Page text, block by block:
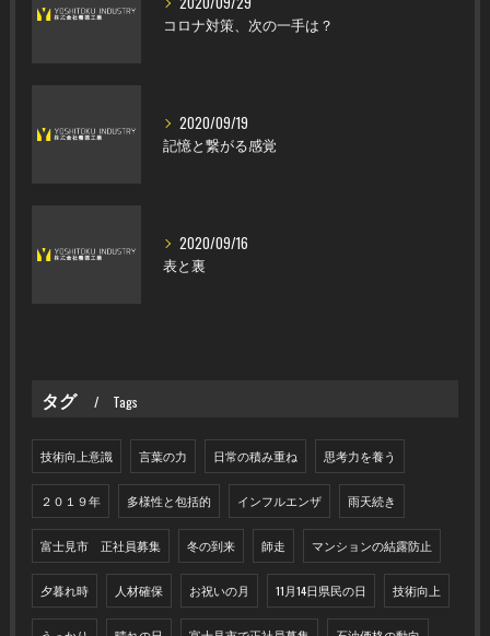
コロナ対策、次の一手は？
2020/09/19
記憶と繋がる感覚
2020/09/16
表と裏
タグ Tags
技術向上意識 言葉の力 日常の積み重ね 思考力を養う
２０１９年 多様性と包括的 インフルエンザ 雨天続き
富士見市 正社員募集 冬の到来 師走 マンションの結露防止
夕暮れ時 人材確保 お祝いの月 11月14日県民の日 技術向上